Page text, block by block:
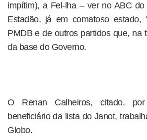
impítim), a Fel-lha – ver no ABC
Estadão, já em comatoso estado,
PMDB e de outros partidos que, na
da base do Governo.
O Renan Calheiros, citado,
beneficiário da lista do Janot,
Globo.